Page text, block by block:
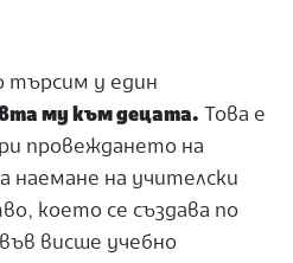
търсим у един
му към децата. Това е
провеждането на
на учителски
което се създава по
висше учебно